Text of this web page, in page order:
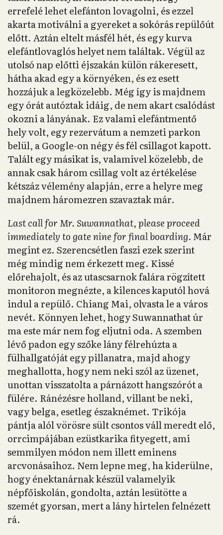
errefelé lehet elefánton lovagolni, és ezzel
akarta motiválni a gyereket a sokórás repülőút
előtt. Aztán eltelt másfél hét, és egy kurva
elefántlovaglós helyet nem találtak. Végül az
utolsó nap előtti éjszakán külön rákeresett,
hátha akad egy a környéken, és ez esett
hozzájuk a legközelebb. Még így is majdnem
egy órát autóztak idáig, de nem akart csalódást
okozni a lányának. Ez valami elefántmentő
hely volt, egy rezervátum a nemzeti parkon
belül, a Google-on négy és fél csillagot kapott.
Talált egy másikat is, valamivel közelebb, de
annak csak három csillag volt az értékelése
kétszáz vélemény alapján, erre a helyre meg
majdnem háromezren szavaztak már.
Last call for Mr. Suwannathat, please proceed
immediately to gate nine for final boarding. Már
megint ez. Szerencsétlen faszi ezek szerint
még mindig nem érkezett meg. Kissé
előrehajolt, és az utascsarnok falára rögzített
monitoron megnézte, a kilences kaputól hová
indul a repülő. Chiang Mai, olvasta le a város
nevét. Könnyen lehet, hogy Suwannathat úr
ma este már nem fog eljutni oda. A szemben
lévő padon egy szőke lány félrehúzta a
fülhallgatóját egy pillanatra, majd ahogy
meghallotta, hogy nem neki szól az üzenet,
unottan visszatolta a párnázott hangszórót a
fülére. Ránézésre holland, villant be neki,
vagy belga, esetleg északnémet. Trikója
pántja alól vörösre sült csontos váll meredt elő,
orrcimpájában ezüstkarika fityegett, ami
semmilyen módon nem illett eminens
arcvonásaihoz. Nem lepne meg, ha kiderülne,
hogy énektanárnak készül valamelyik
népfőiskolán, gondolta, aztán lesütötte a
szemét gyorsan, mert a lány hirtelen felnézett
rá.